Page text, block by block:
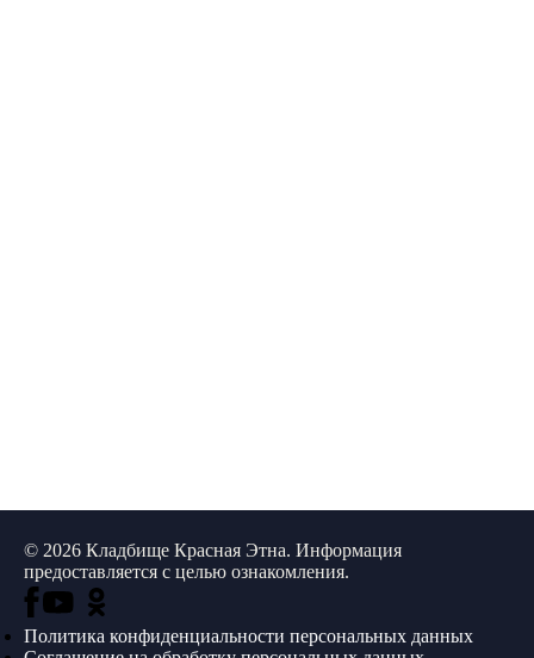
© 2026 Кладбище Красная Этна. Информация
предоставляется с целью ознакомления.
Политика конфиденциальности персональных данных